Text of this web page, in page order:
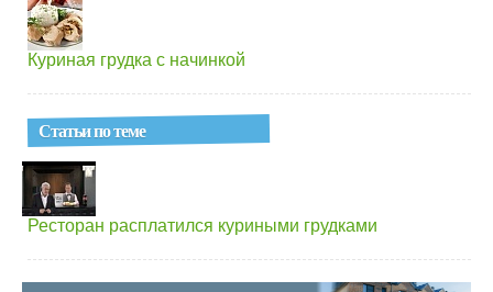
Куриная грудка с начинкой
Статьи по теме
Ресторан расплатился куриными грудками